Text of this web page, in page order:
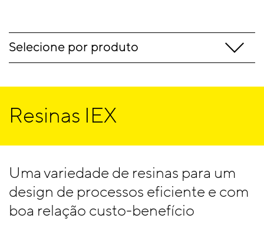
Selecione por produto
Resinas IEX
Uma variedade de resinas para um
design de processos eficiente e com
boa relação custo-benefício